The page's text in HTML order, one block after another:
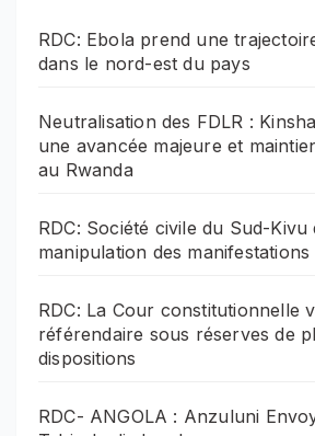
RDC: Ebola prend une
dans le nord-est du pays
Neutralisation des FDLR :
une avancée majeure et
au Rwanda
RDC: Société civile du Sud-Kivu
manipulation des manifestations
RDC: La Cour constitutionnelle
référendaire sous réserves de
dispositions
RDC- ANGOLA : Anzuluni